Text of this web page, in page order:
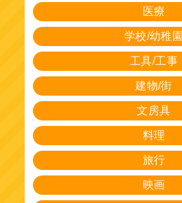
医療
学校/幼稚園
工具/工事
建物/街
文房具
料理
旅行
映画